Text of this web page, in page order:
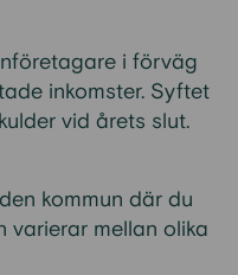
i förväg
inkomster. Syftet
vid årets slut.
kommun där du
varierar mellan olika